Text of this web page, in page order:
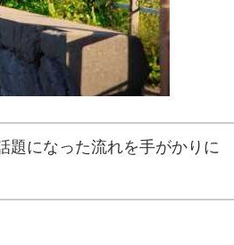
題になった流れを手がかりに